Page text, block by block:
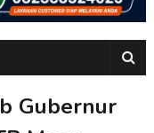
Gubernur